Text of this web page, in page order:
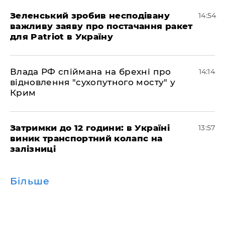
Зеленський зробив несподівану
важливу заяву про постачання ракет
для Patriot в Україну
14:54
Влада РФ спіймана на брехні про
відновлення "сухопутного мосту" у
Крим
14:14
Затримки до 12 години: в Україні
виник транспортний колапс на
залізниці
13:57
Більше